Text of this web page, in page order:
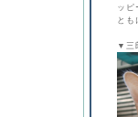
ッピ
とも
▼三